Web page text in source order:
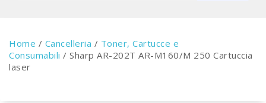
Home / Cancelleria / Toner, Cartucce e
Consumabili / Sharp AR-202T AR-M160/M 250 Cartuccia
laser